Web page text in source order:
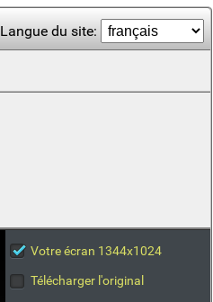
Langue du site:
Votre écran 1344x1024
Télécharger l'original